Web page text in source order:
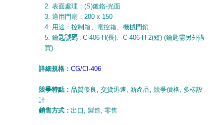
2. 表面處理： (S)鍍鉻-光面
3. 適用門扇： 200 x 150
4. 用途：控制箱、電控箱、機械門鎖
5. 鑰匙號碼 : C-406-H(長)、 C-406-H-2(短) (鑰匙需另外購
買)
詳細規格 ： CG/CI-406
競爭特點： 品質優良 , 交貨迅速, 新產品, 競爭價格, 多樣設
計
銷售方式： 出口 , 製造, 零售